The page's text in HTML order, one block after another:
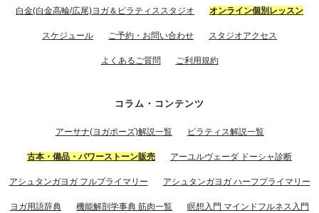
白金(白金高輪/広尾)ヨガ＆ピラティススタジオ オンライン個別レッスン
スケジュール ご予約・お問い合わせ スタジオアクセス
よくあるご質問 ご利用規約
コラム・コンテンツ
アーサナ(ヨガポーズ)解説一覧 ピラティス解説一覧
古本・備品・パワーストーン販売 アーユルヴェーダ ドーシャ診断
アシュタンガヨガ フルプライマリー アシュタンガヨガ ハーフプライマリー
ヨガ用語辞典 機能解剖学事典 筋肉一覧 瞑想入門 マインドフルネス入門